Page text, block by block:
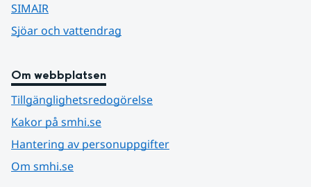
SIMAIR
Sjöar och vattendrag
Om webbplatsen
Tillgänglighetsredogörelse
Kakor på smhi.se
Hantering av personuppgifter
Om smhi.se